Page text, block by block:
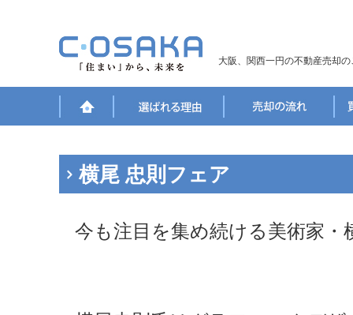
大阪、関西一円の不動産売却
横尾 忠則フェア
今も注目を集め続ける美術家・